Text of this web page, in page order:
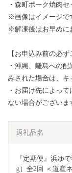
・森町ポーク焼肉セ
※画像はイメージで
※解凍後はお早めに
【お申込み前の必ず
・沖縄、離島への
みされた場合は、キ
・お届け先によっ
ない場合がございま
返礼品名
『定期便』浜ゆ
g）全2回 ＜道産